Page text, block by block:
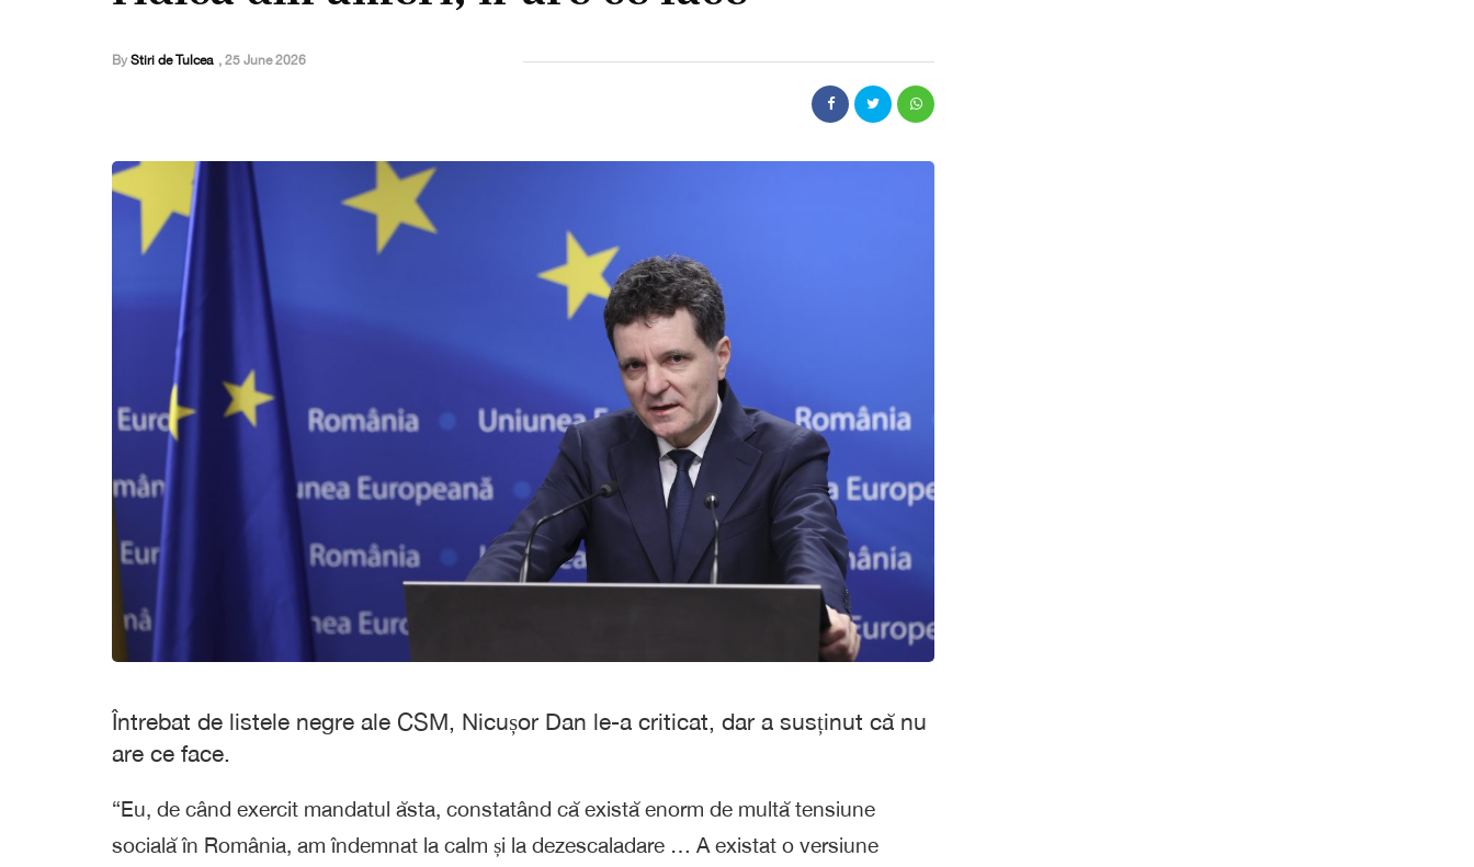
By Stiri de Tulcea , 25 June 2026
Întrebat de listele negre ale CSM, Nicușor Dan le-a criticat, dar a susținut că nu
are ce face.
“Eu, de când exercit mandatul ăsta, constatând că există enorm de multă tensiune
socială în România, am îndemnat la calm și la dezescaladare … A existat o versiune